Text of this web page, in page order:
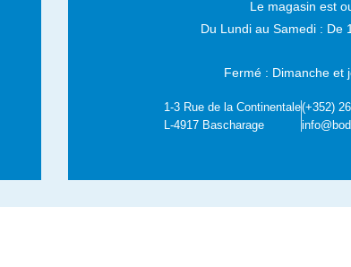
Le magasin est
Du Lundi au Samedi : De
Fermé : Dimanche et
1-3 Rue de la Continentale
L-4917 Bascharage
(+352)